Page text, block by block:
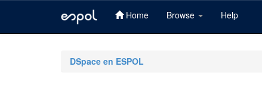
Home Browse Help
DSpace en ESPOL